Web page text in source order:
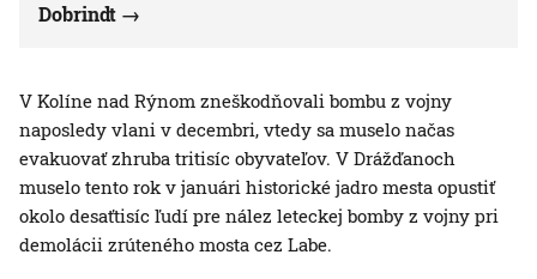
Dobrindt
V Kolíne nad Rýnom zneškodňovali bombu z vojny
naposledy vlani v decembri, vtedy sa muselo načas
evakuovať zhruba tritisíc obyvateľov. V Drážďanoch
muselo tento rok v januári historické jadro mesta opustiť
okolo desaťtisíc ľudí pre nález leteckej bomby z vojny pri
demolácii zrúteného mosta cez Labe.